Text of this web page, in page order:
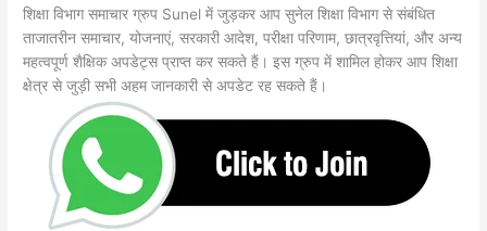
शिक्षा विभाग समाचार ग्रुप Sunel में जुड़कर आप सुनेल शिक्षा विभाग से संबंधित
ताजातरीन समाचार, योजनाएं, सरकारी आदेश, परीक्षा परिणाम, छात्रवृत्तियां, और अन्य
महत्वपूर्ण शैक्षिक अपडेट्स प्राप्त कर सकते हैं। इस ग्रुप में शामिल होकर आप शिक्षा
क्षेत्र से जुड़ी सभी अहम जानकारी से अपडेट रह सकते हैं।